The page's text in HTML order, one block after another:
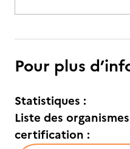
Pour plus
Statistiques :
Liste des
certification :